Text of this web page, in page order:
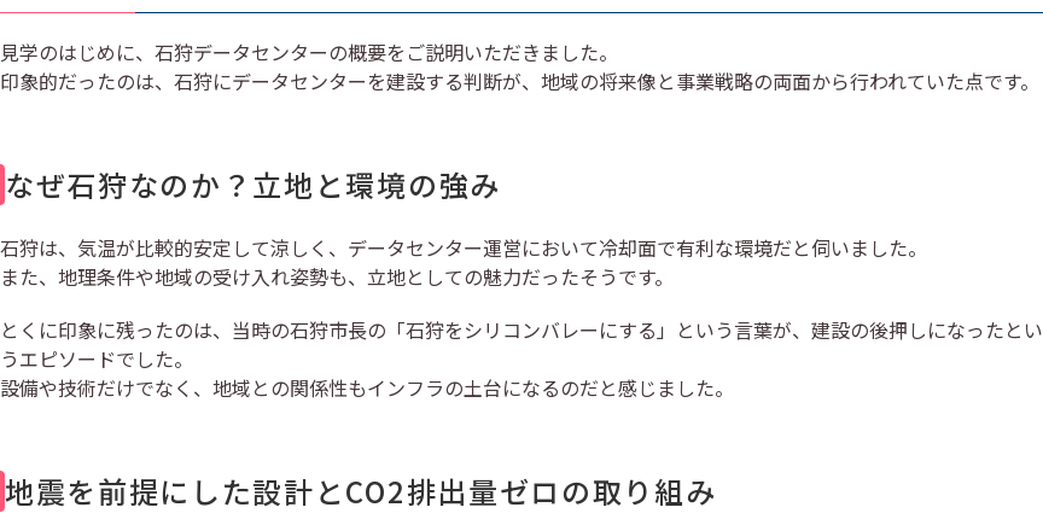
見学のはじめに、石狩データセンターの概要をご説明いただきました。
印象的だったのは、石狩にデータセンターを建設する判断が、地域の将来像と事業戦略の両面から行われていた点です。
なぜ石狩なのか？立地と環境の強み
石狩は、気温が比較的安定して涼しく、データセンター運営において冷却面で有利な環境だと伺いました。
また、地理条件や地域の受け入れ姿勢も、立地としての魅力だったそうです。
とくに印象に残ったのは、当時の石狩市長の「石狩をシリコンバレーにする」という言葉が、建設の後押しになったとい
うエピソードでした。
設備や技術だけでなく、地域との関係性もインフラの土台になるのだと感じました。
地震を前提にした設計とCO2排出量ゼロの取り組み